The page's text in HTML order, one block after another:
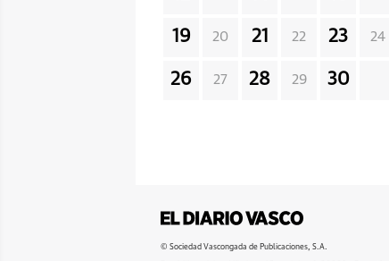
19 20 21 22 23 24
26 27 28 29 30
© Sociedad Vascongada de Publicaciones, S.A.